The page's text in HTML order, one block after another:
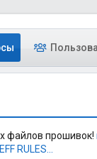
файлов прошивок!
RULES...